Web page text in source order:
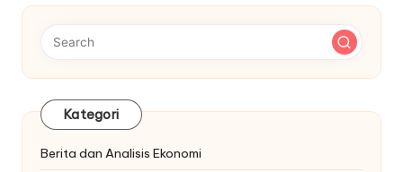
Kategori
Berita dan Analisis Ekonomi